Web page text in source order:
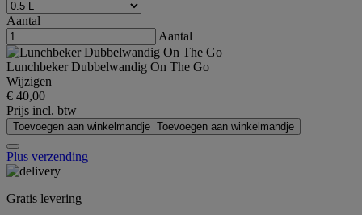
Aantal
Aantal
Lunchbeker Dubbelwandig On The Go
Wijzigen
€ 40,00
Prijs incl. btw
Toevoegen aan winkelmandje Toevoegen aan winkelmandje
Plus verzending
Gratis levering